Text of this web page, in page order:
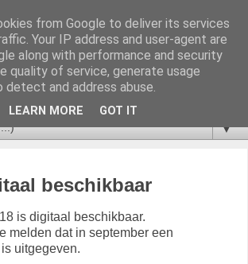
van de V&VN Sociaal Psychiatrisch
▼
beschikbaar
is digitaal beschikbaar.
melden dat in september een
uitgegeven.
from Google to deliver its services
Your IP address and user-agent are
along with performance and security
quality of service, generate usage
and address abuse.
LEARN MORE GOT IT